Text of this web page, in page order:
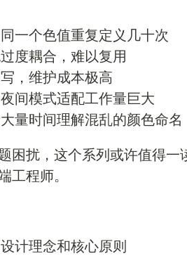
一个色值重复定义几十次
度耦合，难以复用
，维护成本极高
间模式适配工作量巨大
量时间理解混乱的颜色命名
困扰，这个系列或许值得
工程师。
计理念和核心原则